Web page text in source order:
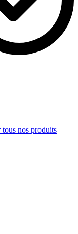
tous nos produits